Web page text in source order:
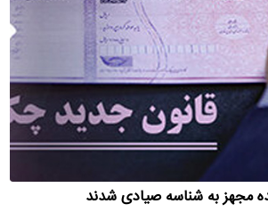
به شناسه صیادی شدند